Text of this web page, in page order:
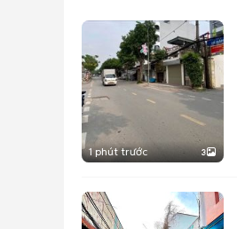
1 phút trước 3